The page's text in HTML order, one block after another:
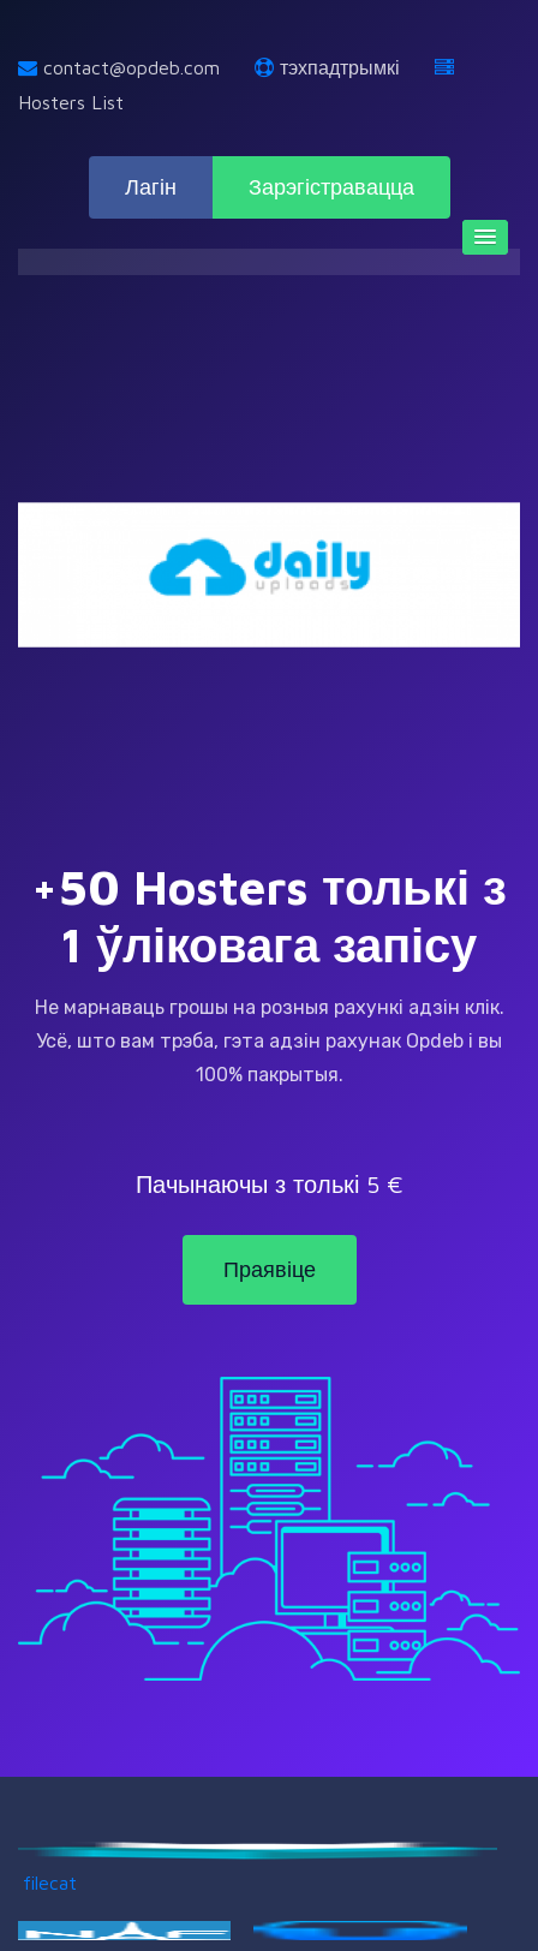
contact@opdeb.com
тэхпадтрымкі
Hosters List
Лагін Зарэгістравацца
+50 Hosters толькі з
1 ўліковага запісу
Не марнаваць грошы на розныя рахункі адзін клік.
Усё, што вам трэба, гэта адзін рахунак Opdeb і вы
100% пакрытыя.
Пачынаючы з толькі 5 €
Праявіце
filecat